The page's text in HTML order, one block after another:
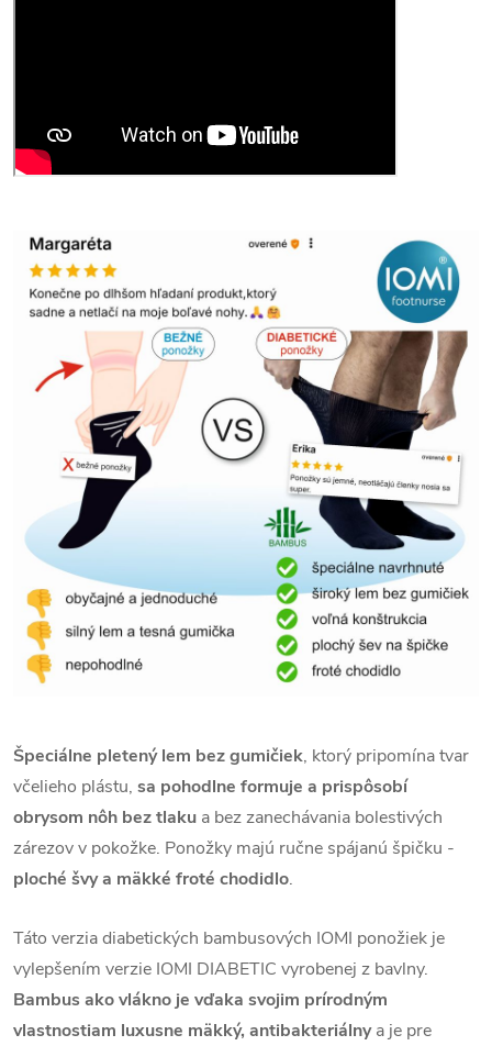
Špeciálne pletený lem bez gumičiek, ktorý pripomína tvar
včelieho plástu, sa pohodlne formuje a prispôsobí
obrysom nôh bez tlaku a bez zanechávania bolestivých
zárezov v pokožke. Ponožky majú ručne spájanú špičku -
ploché švy a mäkké froté chodidlo.
Táto verzia diabetických bambusových IOMI ponožiek je
vylepšením verzie IOMI DIABETIC vyrobenej z bavlny.
Bambus ako vlákno je vďaka svojim prírodným
vlastnostiam luxusne mäkký, antibakteriálnya je pre